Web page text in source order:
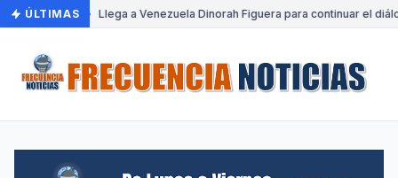
ÚLTIMAS Llega a Venezuela Dinorah Figuera para continuar el